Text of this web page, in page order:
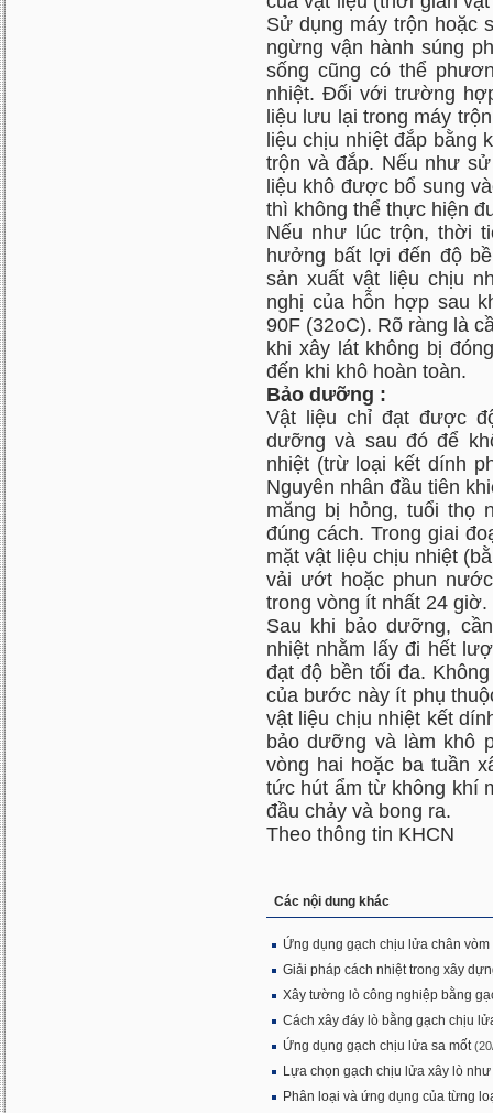
Sử dụng máy trộn hoặc
ngừng vận hành súng
sống cũng có thể
nhiệt. Đối với trường
liệu lưu lại trong máy
liệu chịu nhiệt đắp
trộn và đắp. Nếu như
liệu khô được bổ sung
thì không thể thực hiện
Nếu như lúc trộn, thời
hưởng bất lợi đến độ
sản xuất vật liệu chịu
nghị của hỗn hợp sau
90F (32oC). Rõ ràng là
khi xây lát không bị
đến khi khô hoàn toàn.
Bảo dưỡng :
Vật liệu chỉ đạt được
dưỡng và sau đó để
nhiệt (trừ loại kết dính
Nguyên nhân đầu tiên
măng bị hỏng, tuổi thọ
đúng cách. Trong giai
mặt vật liệu chịu nhiệt
vải ướt hoặc phun
trong vòng ít nhất 24 giờ.
Sau khi bảo dưỡng,
nhiệt nhằm lấy đi hết
đạt độ bền tối đa.
của bước này ít phụ
vật liệu chịu nhiệt kết
bảo dưỡng và làm khô
vòng hai hoặc ba tuần
tức hút ẩm từ không khí
đầu chảy và bong ra.
Theo thông tin KHCN
Các nội dung khác
Ứng dụng gạch chịu lửa chân
Giải pháp cách nhiệt trong xây
Xây tường lò công nghiệp bằng
Cách xây đáy lò bằng gạch chịu
Ứng dụng gạch chịu lửa sa mốt
Lựa chọn gạch chịu lửa xây lò
Phân loại và ứng dụng của từng